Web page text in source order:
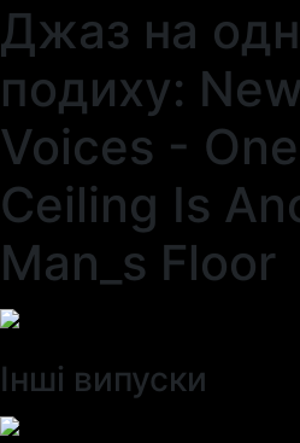
Джаз на
подиху:
Voices -
Ceiling Is
Man_s Floor
Інші випуски